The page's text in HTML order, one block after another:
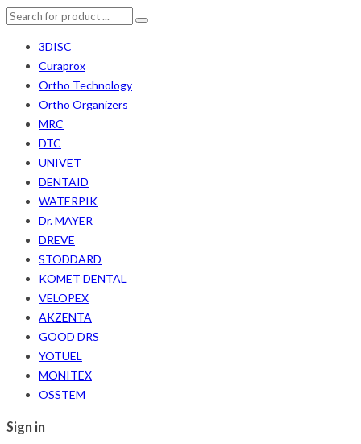
3DISC
Curaprox
Ortho Technology
Ortho Organizers
MRC
DTC
UNIVET
DENTAID
WATERPIK
Dr. MAYER
DREVE
STODDARD
KOMET DENTAL
VELOPEX
AKZENTA
GOOD DRS
YOTUEL
MONITEX
OSSTEM
Sign in